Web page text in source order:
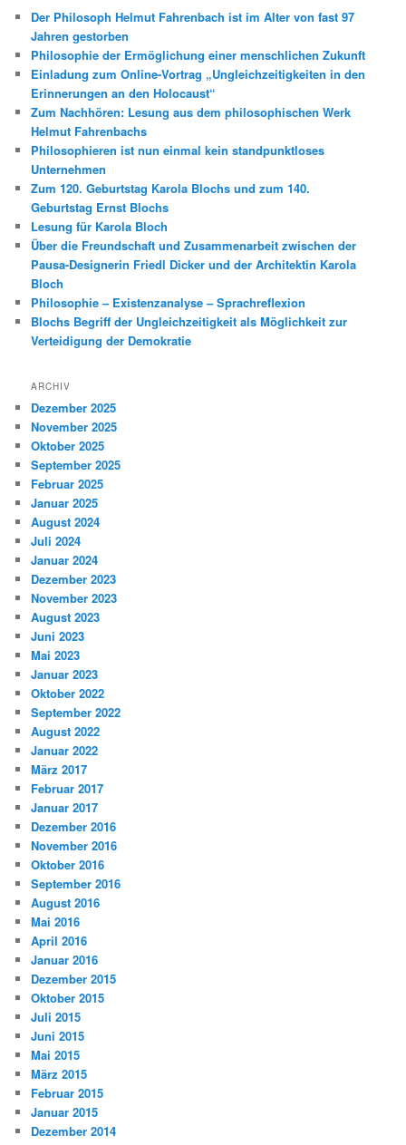
n
Der Philosoph Helmut Fahrenbach ist im Alter von fast 97
Jahren gestorben
Philosophie der Ermöglichung einer menschlichen Zukunft
Einladung zum Online-Vortrag „Ungleichzeitigkeiten in den
Erinnerungen an den Holocaust“
Zum Nachhören: Lesung aus dem philosophischen Werk
Helmut Fahrenbachs
Philosophieren ist nun einmal kein standpunktloses
Unternehmen
Zum 120. Geburtstag Karola Blochs und zum 140.
Geburtstag Ernst Blochs
Lesung für Karola Bloch
Über die Freundschaft und Zusammenarbeit zwischen der
Pausa-Designerin Friedl Dicker und der Architektin Karola
Bloch
Philosophie – Existenzanalyse – Sprachreflexion
Blochs Begriff der Ungleichzeitigkeit als Möglichkeit zur
Verteidigung der Demokratie
ARCHIV
Dezember 2025
November 2025
Oktober 2025
September 2025
Februar 2025
Januar 2025
August 2024
Juli 2024
Januar 2024
Dezember 2023
November 2023
August 2023
Juni 2023
Mai 2023
Januar 2023
Oktober 2022
September 2022
August 2022
Januar 2022
März 2017
Februar 2017
Januar 2017
Dezember 2016
November 2016
Oktober 2016
September 2016
August 2016
Mai 2016
April 2016
Januar 2016
Dezember 2015
Oktober 2015
Juli 2015
Juni 2015
Mai 2015
März 2015
Februar 2015
Januar 2015
Dezember 2014